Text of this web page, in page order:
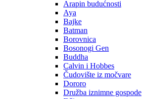
Arapin budućnosti
Aya
Bajke
Batman
Borovnica
Bosonogi Gen
Buddha
Calvin i Hobbes
Čudovište iz močvare
Dororo
Družba iznimne gospode